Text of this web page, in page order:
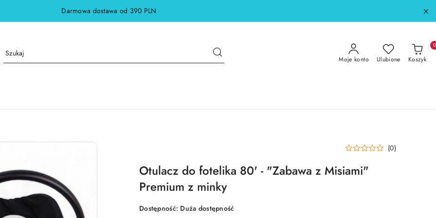
Darmowa dostawa od 390 PLN
Moje konto Ulubione Koszyk
0
(0)
Otulacz do fotelika 80' - "Zabawa z Misiami"
Premium z minky
Dostępność: Duża dostępność